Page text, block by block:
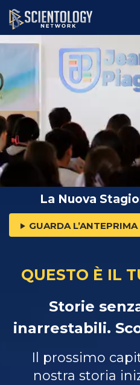
La Nuova
GUARDA L’ANTEPRIMA
QUESTO È IL
Storie
inarrestabili.
Il prossimo
nostra storia